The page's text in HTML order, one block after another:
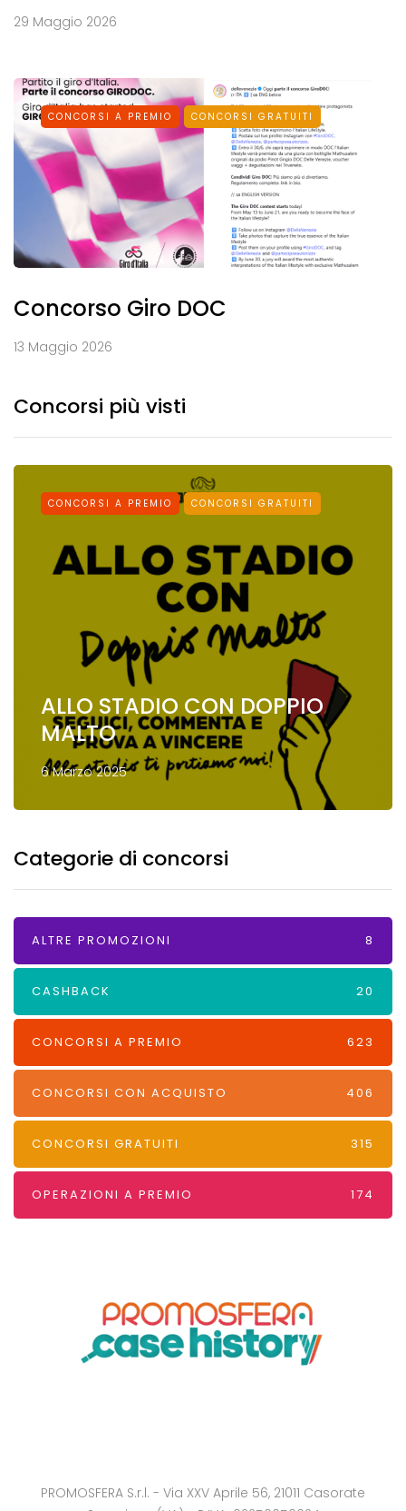
29 Maggio 2026
CONCORSI A PREMIO CONCORSI GRATUITI
Concorso Giro DOC
13 Maggio 2026
Concorsi più visti
CONCORSI A PREMIO CONCORSI GRATUITI
ALLO STADIO CON DOPPIO
MALTO
6 Marzo 2025
Categorie di concorsi
ALTRE PROMOZIONI 8
CASHBACK 20
CONCORSI A PREMIO 623
CONCORSI CON ACQUISTO 406
CONCORSI GRATUITI 315
OPERAZIONI A PREMIO 174
PROMOSFERA S.r.l. - Via XXV Aprile 56, 21011 Casorate